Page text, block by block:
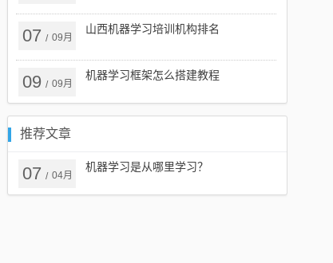
07 / 09月
山西机器学习培训机构排名
09 / 09月
机器学习框架怎么搭建教程
推荐文章
07 / 04月
机器学习是从哪里学习？